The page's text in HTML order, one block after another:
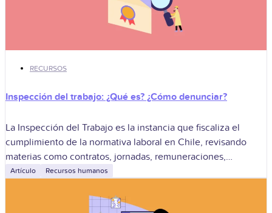
RECURSOS
Inspección del trabajo: ¿Qué es? ¿Cómo denunciar?
La Inspección del Trabajo es la instancia que fiscaliza el
cumplimiento de la normativa laboral en Chile, revisando
materias como contratos, jornadas, remuneraciones,
cotizaciones, seguridad y derechos laborales. Para las
Artículo Recursos humanos